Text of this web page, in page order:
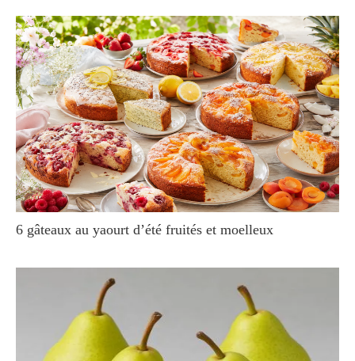
6 gâteaux au yaourt d’été fruités et moelleux